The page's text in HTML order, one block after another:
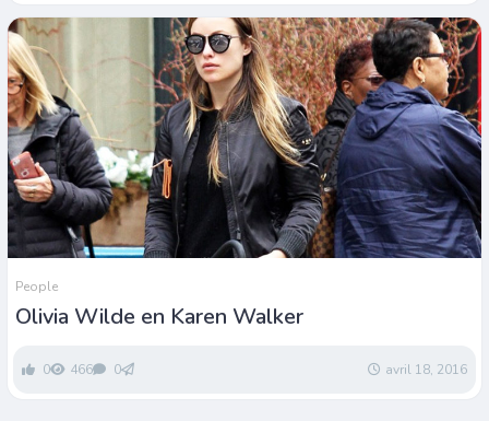
People
Olivia Wilde en Karen Walker
0 466 0 avril 18, 2016